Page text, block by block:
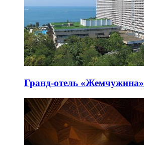
Гранд-отель «Жемчужина»